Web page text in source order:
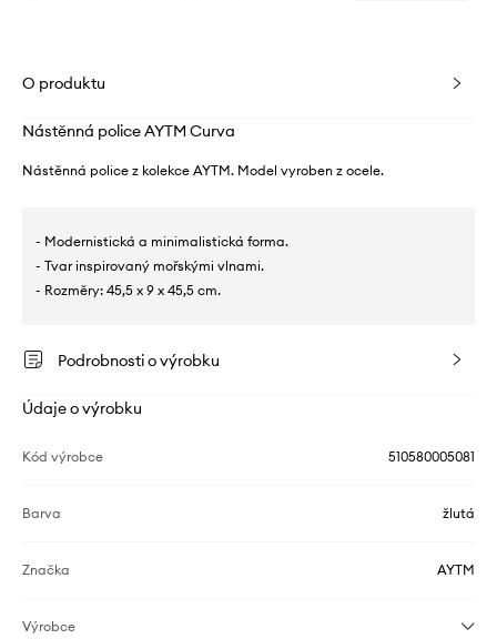
O produktu
Nástěnná police AYTM Curva
Nástěnná police z kolekce AYTM. Model vyroben z ocele.
- Modernistická a minimalistická forma.
- Tvar inspirovaný mořskými vlnami.
- Rozměry: 45,5 x 9 x 45,5 cm.
Podrobnosti o výrobku
Údaje o výrobku
Kód výrobce 510580005081
Barva žlutá
Značka AYTM
Výrobce